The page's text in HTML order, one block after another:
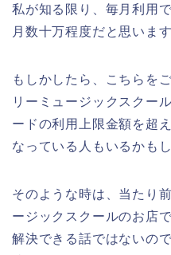
私が知る限り、毎月利用
月数十万程度だと思いま
もしかしたら、こちらを
リーミュージックスクー
ードの利用上限金額を超
なっている人もいるかも
そのような時は、当たり
ージックスクールのお店
解決できる話ではないの